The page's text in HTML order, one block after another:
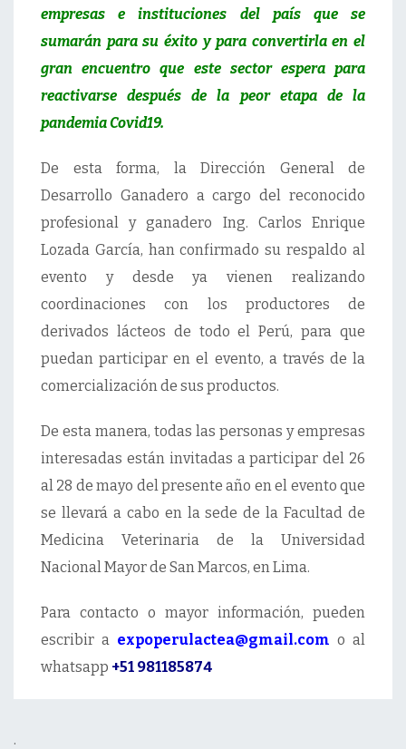
empresas e instituciones del país que se
sumarán para su éxito y para convertirla en el
gran encuentro que este sector espera para
reactivarse después de la peor etapa de la
pandemia Covid19.
De esta forma, la Dirección General de
Desarrollo Ganadero a cargo del reconocido
profesional y ganadero Ing. Carlos Enrique
Lozada García, han confirmado su respaldo al
evento y desde ya vienen realizando
coordinaciones con los productores de
derivados lácteos de todo el Perú, para que
puedan participar en el evento, a través de la
comercialización de sus productos.
De esta manera, todas las personas y empresas
interesadas están invitadas a participar del 26
al 28 de mayo del presente año en el evento que
se llevará a cabo en la sede de la Facultad de
Medicina Veterinaria de la Universidad
Nacional Mayor de San Marcos, en Lima.
Para contacto o mayor información, pueden
escribir a expoperulactea@gmail.com o al
whatsapp +51 981185874
.